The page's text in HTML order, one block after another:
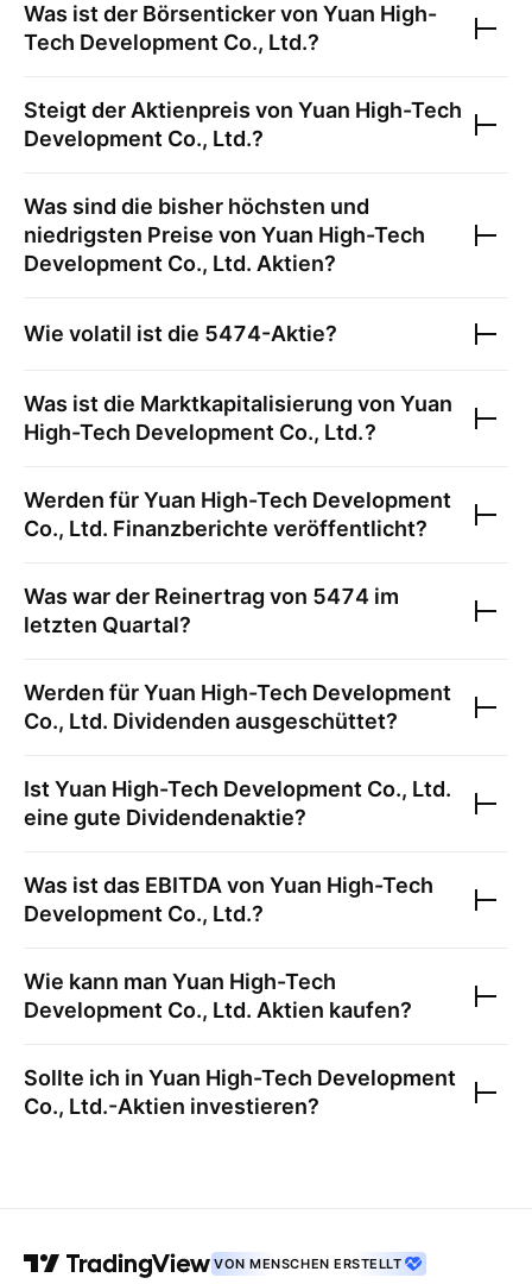
Was ist der Börsenticker von Yuan High-
Tech Development Co., Ltd.?
Steigt der Aktienpreis von Yuan High-Tech
Development Co., Ltd.?
Was sind die bisher höchsten und
niedrigsten Preise von Yuan High-Tech
Development Co., Ltd. Aktien?
Wie volatil ist die 5474-Aktie?
Was ist die Marktkapitalisierung von Yuan
High-Tech Development Co., Ltd.?
Werden fürYuan High-Tech Development
Co., Ltd. Finanzberichte veröffentlicht?
Was war der Reinertrag von 5474 im
letzten Quartal?
Werden fürYuan High-Tech Development
Co., Ltd. Dividenden ausgeschüttet?
Ist Yuan High-Tech Development Co., Ltd.
eine gute Dividendenaktie?
Was ist das EBITDA von Yuan High-Tech
Development Co., Ltd.?
Wie kann man Yuan High-Tech
Development Co., Ltd. Aktien kaufen?
Sollte ich in Yuan High-Tech Development
Co., Ltd.-Aktien investieren?
VON MENSCHEN ERSTELLT